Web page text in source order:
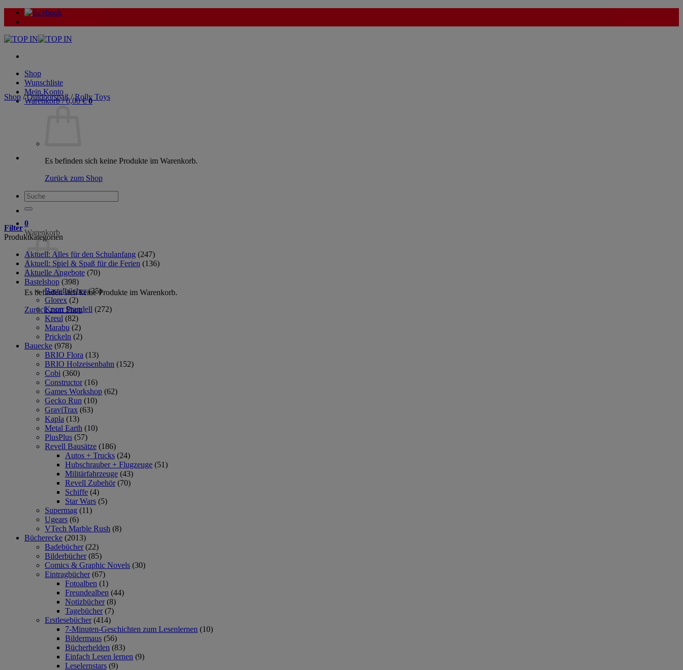
Zum
Inhalt
Shop
Wunschliste
Mein Konto
Warenkorb /0,00€ 0
Es befinden sich keine Produkte im Warenkorb.
Zurück zum Shop
Suche
nach:
0
Warenkorb
Es befinden sich keine Produkte im Warenkorb.
Zurück zum Shop
Shop / Outdoorspaß / Rolly Toys
Filter
Produktkategorien
Aktuell: Alles für den Schulanfang (247)
Aktuell: Spiel & Spaß für die Ferien (136)
Aktuelle Angebote (70)
Bastelshop (398)
Bastelbücher (35)
Glorex (2)
Knorr Prandell (272)
Kreul (82)
Marabu (2)
Prickeln (2)
Bauecke (978)
BRIO Flora (13)
BRIO Holzeisenbahn (152)
Cobi (360)
Constructor (16)
Games Workshop (62)
Gecko Run (10)
GraviTrax (63)
Kapla (13)
Metal Earth (10)
PlusPlus (57)
Revell Bausätze (186)
Autos + Trucks (24)
Hubschrauber + Flugzeuge (51)
Militärfahrzeuge (43)
Revell Zubehör (70)
Schiffe (4)
Star Wars (5)
Supermag (11)
Ugears (6)
VTech Marble Rush (8)
Bücherecke (2013)
Badebücher (22)
Bilderbücher (85)
Comics & Graphic Novels (30)
Eintragbücher (67)
Fotoalben (1)
Freundealben (44)
Notizbücher (8)
Tagebücher (7)
Erstlesebücher (414)
7-Minuten-Geschichten zum Lesenlernen (10)
Bildermaus (56)
Bücherhelden (83)
Einfach Lesen lernen (9)
Leselernstars (9)